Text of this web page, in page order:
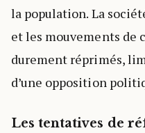
la population. La
et les mouvements
durement réprimés,
d’une opposition
Les tentatives de